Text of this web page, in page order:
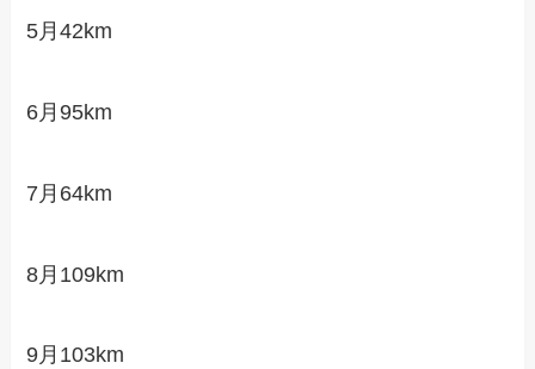
5月42km
6月95km
7月64km
8月109km
9月103km